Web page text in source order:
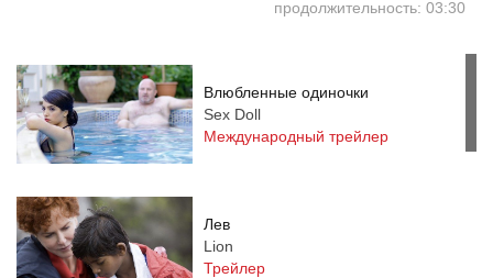
продолжительность: 03:30
Влюбленные одиночки
Sex Doll
Международный трейлер
Лев
Lion
Трейлер